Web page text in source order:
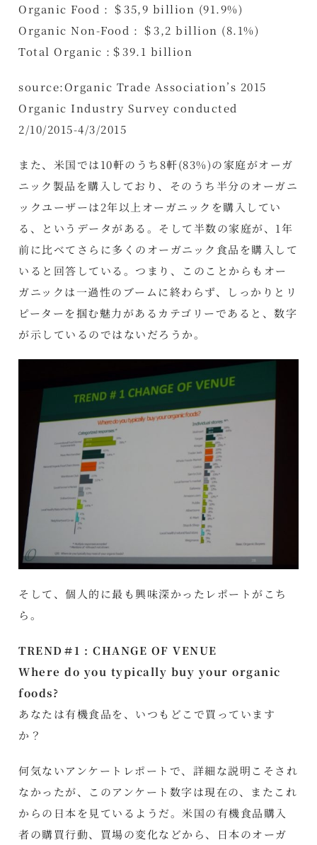
Organic Food : ＄35,9 billion (91.9%)
Organic Non-Food : ＄3,2 billion (8.1%)
Total Organic :＄39.1 billion
source:Organic Trade Association’s 2015
Organic Industry Survey conducted
2/10/2015-4/3/2015
また、米国では10軒のうち8軒(83%)の家庭がオーガ
ニック製品を購入しており、そのうち半分のオーガニ
ックユーザーは2年以上オーガニックを購入してい
る、というデータがある。そして半数の家庭が、1年
前に比べてさらに多くのオーガニック食品を購入して
いると回答している。つまり、このことからもオー
ガニックは一過性のブームに終わらず、しっかりとリ
ピーターを掴む魅力があるカテゴリーであると、数字
が示しているのではないだろうか。
そして、個人的に最も興味深かったレポートがこち
ら。
TREND＃1 : CHANGE OF VENUE
Where do you typically buy your organic
foods?
あなたは有機食品を、いつもどこで買っています
か？
何気ないアンケートレポートで、詳細な説明こそされ
なかったが、このアンケート数字は現在の、またこれ
からの日本を見ているようだ。米国の有機食品購入
者の購買行動、買場の変化などから、日本のオーガ